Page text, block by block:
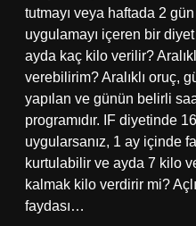
tutmayı veya haftada 2
uygulamayı içeren bir
ayda kaç kilo verilir?
verebilirim? Aralıklı oruç,
yapılan ve günün belirli
programıdır. IF diyetinde
uygularsanız, 1 ay içinde
kurtulabilir ve ayda 7 kilo
kalmak kilo verdirir mi?
faydası…